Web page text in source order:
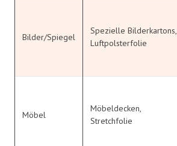
Bilder/Spiegel
Spezielle Bilderkartons,
Luftpolsterfolie
Möbel
Möbeldecken,
Stretchfolie